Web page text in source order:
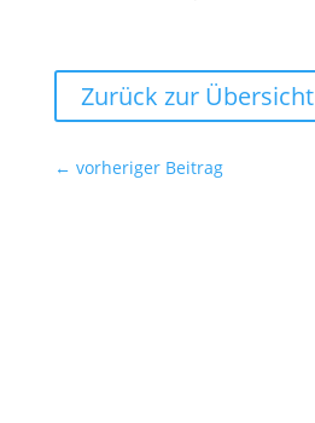
Zurück zur Übersicht
← vorheriger Beitrag